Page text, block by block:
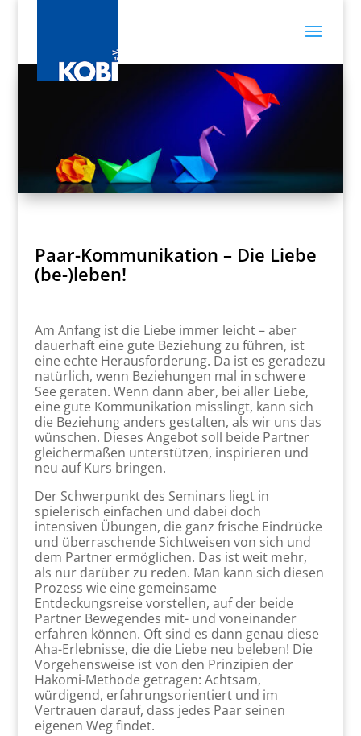
Paar-Kommunikation – Die Liebe
(be-)leben!
Am Anfang ist die Liebe immer leicht – aber
dauerhaft eine gute Beziehung zu führen, ist
eine echte Herausforderung. Da ist es geradezu
natürlich, wenn Beziehungen mal in schwere
See geraten. Wenn dann aber, bei aller Liebe,
eine gute Kommunikation misslingt, kann sich
die Beziehung anders gestalten, als wir uns das
wünschen. Dieses Angebot soll beide Partner
gleichermaßen unterstützen, inspirieren und
neu auf Kurs bringen.
Der Schwerpunkt des Seminars liegt in
spielerisch einfachen und dabei doch
intensiven Übungen, die ganz frische Eindrücke
und überraschende Sichtweisen von sich und
dem Partner ermöglichen. Das ist weit mehr,
als nur darüber zu reden. Man kann sich diesen
Prozess wie eine gemeinsame
Entdeckungsreise vorstellen, auf der beide
Partner Bewegendes mit- und voneinander
erfahren können. Oft sind es dann genau diese
Aha-Erlebnisse, die die Liebe neu beleben! Die
Vorgehensweise ist von den Prinzipien der
Hakomi-Methode getragen: Achtsam,
würdigend, erfahrungsorientiert und im
Vertrauen darauf, dass jedes Paar seinen
eigenen Weg findet.